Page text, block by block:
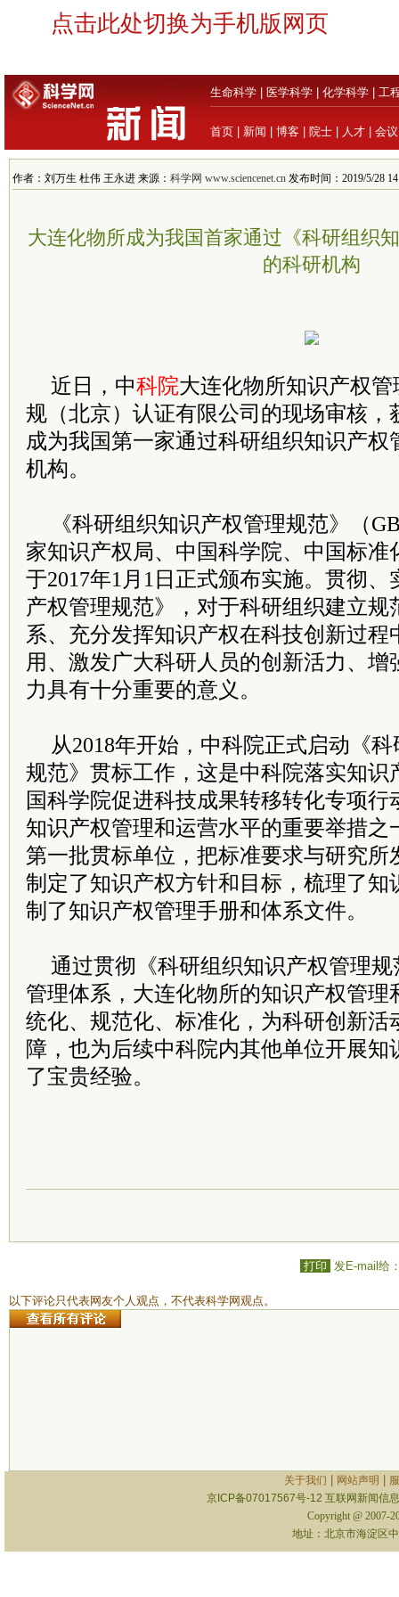
点击此处切换为手机版网页
生命科学 医学科学 化学科学 工
首页 新闻 博客 院士 人才 会议
作者：刘万生 杜伟 王永进 来源： 科学网 www.sciencenet.cn 发布时间：2019/5/28
大连化物所成为我国首家通过《科研组织
的科研机构
近日，中科院大连化物所知识产权
规（北京）认证有限公司的现场审核，
成为我国第一家通过科研组织知识产权
机构。
《科研组织知识产权管理规范》（
家知识产权局、中国科学院、中国标准
于2017年1月1日正式颁布实施。贯彻
产权管理规范》，对于科研组织建立规
系、充分发挥知识产权在科技创新过程
用、激发广大科研人员的创新活力、增
力具有十分重要的意义。
从2018年开始，中科院正式启动《
规范》贯标工作，这是中科院落实知识
国科学院促进科技成果转移转化专项行
知识产权管理和运营水平的重要举措之
第一批贯标单位，把标准要求与研究所
制定了知识产权方针和目标，梳理了知
制了知识产权管理手册和体系文件。
通过贯彻《科研组织知识产权管理
管理体系，大连化物所的知识产权管理
统化、规范化、标准化，为科研创新活
障，也为后续中科院内其他单位开展知
了宝贵经验。
打印 发E-mail给
以下评论只代表网友个人观点，不代表科学网观点。
关于我们 网站声明
京ICP备07017567号-12 互联网新闻信
Copyright @ 2007-
地址：北京市海淀区